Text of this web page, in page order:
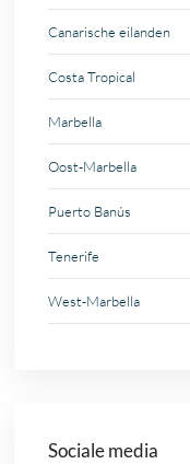
Canarische eilanden
Costa Tropical
Marbella
Oost-Marbella
Puerto Banús
Tenerife
West-Marbella
Sociale media